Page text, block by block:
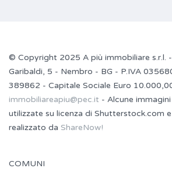
© Copyright 2025 A più immobiliare s.r.l. -
Garibaldi, 5 - Nembro - BG - P.IVA
389862 - Capitale Sociale Euro
immobiliareapiu@pec.it - Alcune
utilizzate su licenza di Shutterstock.com
realizzato da ShareNow!
COMUNI